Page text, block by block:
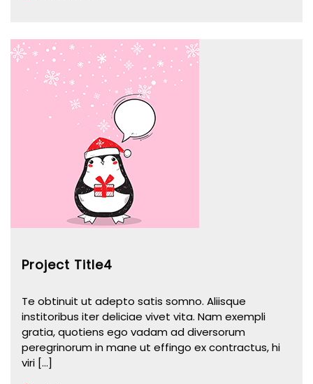
Project Title4
Te obtinuit ut adepto satis somno. Aliisque
institoribus iter deliciae vivet vita. Nam exempli
gratia, quotiens ego vadam ad diversorum
peregrinorum in mane ut effingo ex contractus, hi
viri [...]